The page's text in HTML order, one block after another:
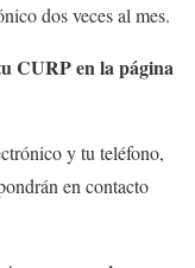
dos veces al mes.
CURP en la página
y tu teléfono,
en contacto